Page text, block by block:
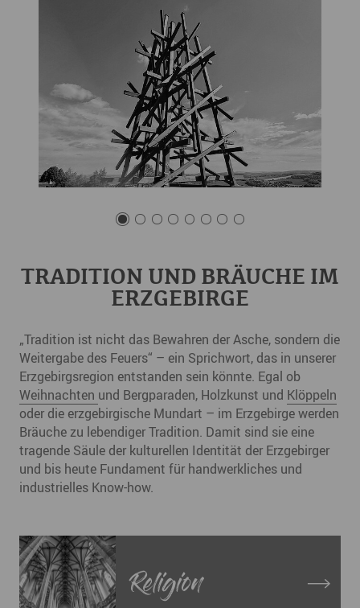
TRADITION UND BRÄUCHE IM
ERZGEBIRGE
„Tradition ist nicht das Bewahren der Asche, sondern die
Weitergabe des Feuers“ – ein Sprichwort, das in unserer
Erzgebirgsregion entstanden sein könnte. Egal ob
Weihnachten und Bergparaden, Holzkunst und Klöppeln
oder die erzgebirgische Mundart – im Erzgebirge werden
Bräuche zu lebendiger Tradition. Damit sind sie eine
tragende Säule der kulturellen Identität der Erzgebirger
und bis heute Fundament für handwerkliches und
industrielles Know-how.
Religion